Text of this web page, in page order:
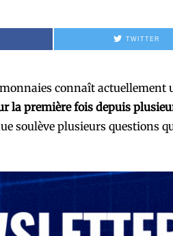
TWITTER
connaît actuellement
la première fois depuis
soulève plusieurs questions